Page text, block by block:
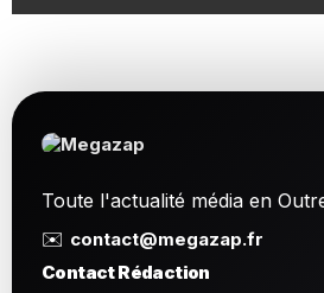
Toute l'actualité média en
✉️ contact@megazap.fr
Contact Rédaction